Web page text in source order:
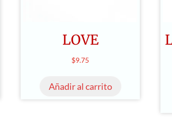
LOVE
$9.75
Añadir al carrito